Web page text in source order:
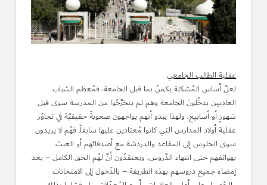
عقلية الطالب الجامعي
لعلَّ أساس المُشكلة يكمنُ بما قبل الجامعة، فمُعظم الشباب
العاديين يدخُلونَ الجامعة وهم لم يتخرَّجُوا من المدرسة سوى قبل
شهورٍ أو أسابيع، ولهذا يبدو أنهم يواجهون صعوبةً حقيقيَّة في تجاوُز
عقلية أولاد المدارس التي كانوا مُعتادين عليها سابقاً. فهُم لا يريدون
سوى الجلوس إلى المقاعد والدردشة مع أصدقائهم أو العبث
بهواتفهم حتى انتهاء الدّروس، ويعتقدُون أنَّ لهُم الحق الكامل – بعد
إمضاء جميع دروسهم بهذه الطريقة – بالدّخول إلى الامتحانات